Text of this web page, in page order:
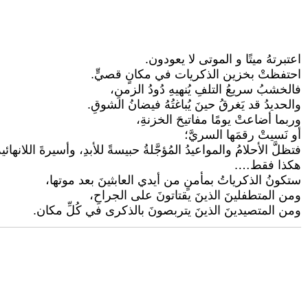
اعتبرتهُ ميتًا و الموتى لا يعودون.
احتفظتْ بخزين الذكريات في مكانٍ قصيٍّ.
فالخشبُ سريعُ التلفِ يُنهيهِ دُودُ الزمنِ،
والحديدُ قد يَغرقُ حينَ يُباغتُهُ فيضانُ الشوقِ.
وربما أضاعتْ يومًا مفاتيحَ الخزنةِ،
أو نَسيتْ رقمَها السريَّ؛
فتظلَّ الأحلامُ والمواعيدُ المُؤجَّلةُ حبيسةً للأبدِ، وأسيرةَ
هكذا فقط….
ستكونُ الذكرياتُ بمأمنٍ من أيدي العابثينَ بعد موتها،
ومن المتطفلينَ الذينَ يقتاتونَ على الجراحِ،
ومن المتصيدينَ الذينَ يتربصونَ بالذكرى في كُلِّ مكان.